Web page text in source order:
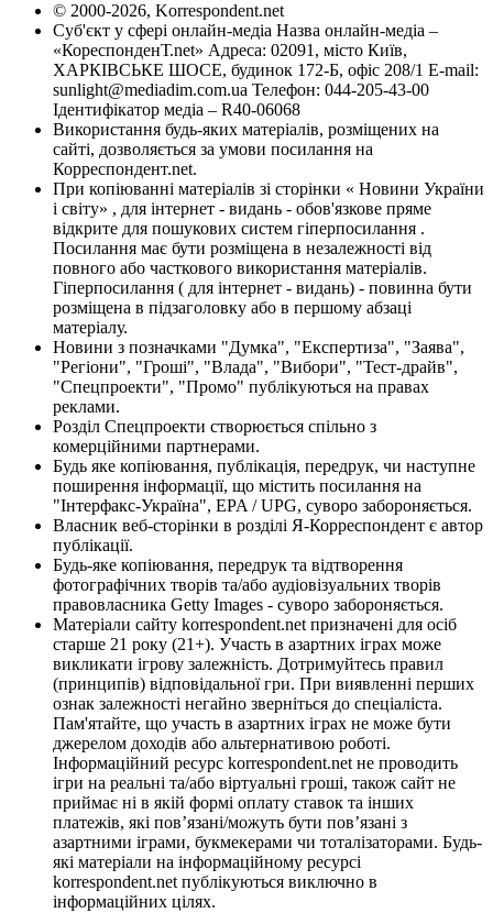
© 2000-2026, Korrespondent.net
Суб'єкт у сфері онлайн-медіа Назва онлайн-медіа –
«КореспонденТ.net» Адреса: 02091, місто Київ,
ХАРКІВСЬКЕ ШОСЕ, будинок 172-Б, офіс 208/1 E-mail:
sunlight@mediadim.com.ua Телефон: 044-205-43-00
Ідентифікатор медіа – R40-06068
Використання будь-яких матеріалів, розміщених на
сайті, дозволяється за умови посилання на
Корреспондент.net.
При копіюванні матеріалів зі сторінки « Новини України
і світу» , для інтернет - видань - обов'язкове пряме
відкрите для пошукових систем гіперпосилання .
Посилання має бути розміщена в незалежності від
повного або часткового використання матеріалів.
Гіперпосилання ( для інтернет - видань) - повинна бути
розміщена в підзаголовку або в першому абзаці
матеріалу.
Новини з позначками "Думка", "Експертиза", "Заява",
"Регіони", "Гроші", "Влада", "Вибори", "Тест-драйв",
"Спецпроекти", "Промо" публікуються на правах
реклами.
Розділ Спецпроекти створюється спільно з
комерційними партнерами.
Будь яке копіювання, публікація, передрук, чи наступне
поширення інформації, що містить посилання на
"Інтерфакс-Україна", EPA / UPG, суворо забороняється.
Власник веб-сторінки в розділі Я-Корреспондент є автор
публікації.
Будь-яке копіювання, передрук та відтворення
фотографічних творів та/або аудіовізуальних творів
правовласника Getty Images - суворо забороняється.
Матеріали сайту korrespondent.net призначені для осіб
старше 21 року (21+). Участь в азартних іграх може
викликати ігрову залежність. Дотримуйтесь правил
(принципів) відповідальної гри. При виявленні перших
ознак залежності негайно зверніться до спеціаліста.
Пам'ятайте, що участь в азартних іграх не може бути
джерелом доходів або альтернативою роботі.
Інформаційний ресурс korrespondent.net не проводить
ігри на реальні та/або віртуальні гроші, також сайт не
приймає ні в якій формі оплату ставок та інших
платежів, які пов’язані/можуть бути пов’язані з
азартними іграми, букмекерами чи тоталізаторами. Будь-
які матеріали на інформаційному ресурсі
korrespondent.net публікуються виключно в
інформаційних цілях.